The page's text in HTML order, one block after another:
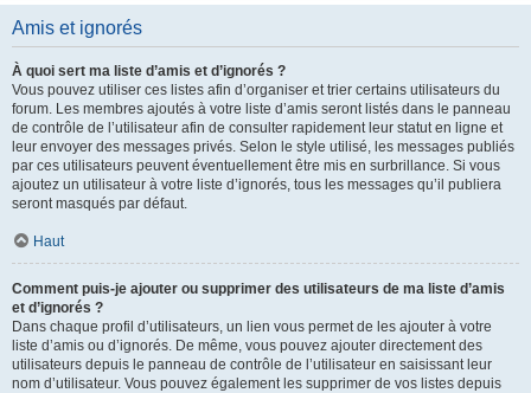
Amis et ignorés
À quoi sert ma liste d’amis et d’ignorés ?
Vous pouvez utiliser ces listes afin d’organiser et trier certains utilisateurs du
forum. Les membres ajoutés à votre liste d’amis seront listés dans le panneau
de contrôle de l’utilisateur afin de consulter rapidement leur statut en ligne et
leur envoyer des messages privés. Selon le style utilisé, les messages publiés
par ces utilisateurs peuvent éventuellement être mis en surbrillance. Si vous
ajoutez un utilisateur à votre liste d’ignorés, tous les messages qu’il publiera
seront masqués par défaut.
Haut
Comment puis-je ajouter ou supprimer des utilisateurs de ma liste d’amis
et d’ignorés ?
Dans chaque profil d’utilisateurs, un lien vous permet de les ajouter à votre
liste d’amis ou d’ignorés. De même, vous pouvez ajouter directement des
utilisateurs depuis le panneau de contrôle de l’utilisateur en saisissant leur
nom d’utilisateur. Vous pouvez également les supprimer de vos listes depuis